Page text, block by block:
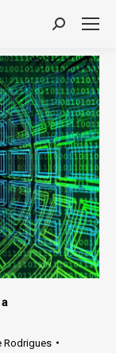
Search:
Rodrigues